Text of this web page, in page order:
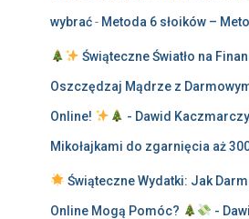
wybrać- Metoda 6 słoików –
Świąteczne Światło na
Oszczędzaj Mądrze z
Online! - Dawid
Mikołajkami do zgarnięcia aż
Świąteczne Wydatki: Jak
Online Mogą Pomóc? -